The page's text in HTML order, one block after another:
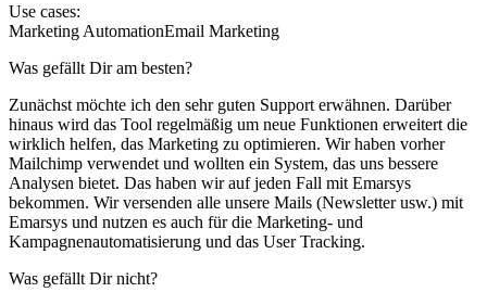
Use cases:
Marketing AutomationEmail Marketing
Was gefällt Dir am besten?
Zunächst möchte ich den sehr guten Support erwähnen. Darüber
hinaus wird das Tool regelmäßig um neue Funktionen erweitert die
wirklich helfen, das Marketing zu optimieren. Wir haben vorher
Mailchimp verwendet und wollten ein System, das uns bessere
Analysen bietet. Das haben wir auf jeden Fall mit Emarsys
bekommen. Wir versenden alle unsere Mails (Newsletter usw.) mit
Emarsys und nutzen es auch für die Marketing- und
Kampagnenautomatisierung und das User Tracking.
Was gefällt Dir nicht?